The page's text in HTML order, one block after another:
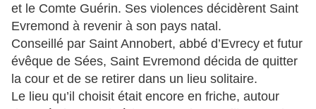
et le Comte Guérin. Ses violences décidèrent Saint
Evremond à revenir à son pays natal.
Conseillé par Saint Annobert, abbé d’Evrecy et futur
évêque de Sées, Saint Evremond décida de quitter
la cour et de se retirer dans un lieu solitaire.
Le lieu qu’il choisit était encore en friche, autour